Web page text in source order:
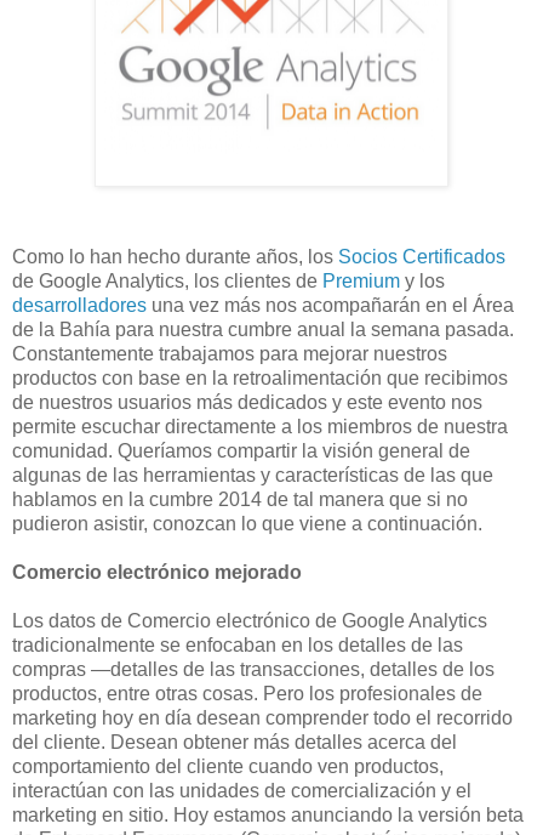
Como lo han hecho durante años, los Socios Certificados
de Google Analytics, los clientes de Premium y los
desarrolladores una vez más nos acompañarán en el Área
de la Bahía para nuestra cumbre anual la semana pasada.
Constantemente trabajamos para mejorar nuestros
productos con base en la retroalimentación que recibimos
de nuestros usuarios más dedicados y este evento nos
permite escuchar directamente a los miembros de nuestra
comunidad. Queríamos compartir la visión general de
algunas de las herramientas y características de las que
hablamos en la cumbre 2014 de tal manera que si no
pudieron asistir, conozcan lo que viene a continuación.
Comercio electrónico mejorado
Los datos de Comercio electrónico de Google Analytics
tradicionalmente se enfocaban en los detalles de las
compras —detalles de las transacciones, detalles de los
productos, entre otras cosas. Pero los profesionales de
marketing hoy en día desean comprender todo el recorrido
del cliente. Desean obtener más detalles acerca del
comportamiento del cliente cuando ven productos,
interactúan con las unidades de comercialización y el
marketing en sitio. Hoy estamos anunciando la versión beta